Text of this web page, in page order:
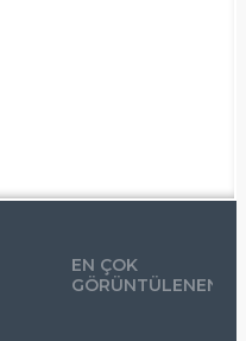
EN ÇOK